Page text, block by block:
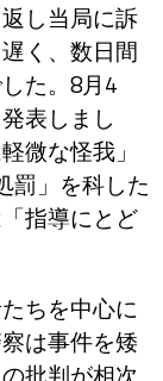
し当局に訴
く、数日間
た。8月4
表しまし
微な怪我」
罰」を科した
指導にとど
ちを中心に
は事件を矮